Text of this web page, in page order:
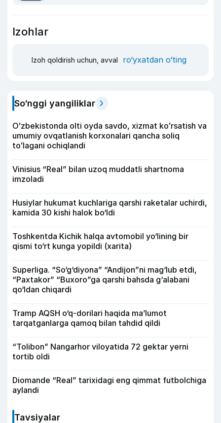
Izohlar
Izoh qoldirish uchun, avval ro‘yxatdan o‘ting
So‘nggi yangiliklar
Oʻzbekistonda olti oyda savdo, xizmat koʻrsatish va
umumiy ovqatlanish korxonalari qancha soliq
toʻlagani ochiqlandi
Vinisius “Real” bilan uzoq muddatli shartnoma
imzoladi
Husiylar hukumat kuchlariga qarshi raketalar uchirdi,
kamida 30 kishi halok bo‘ldi
Toshkentda Kichik halqa avtomobil yo‘lining bir
qismi to‘rt kunga yopildi (xarita)
Superliga. “So‘g‘diyona” “Andijon”ni mag‘lub etdi,
“Paxtakor” “Buxoro”ga qarshi bahsda g‘alabani
qo‘ldan chiqardi
Tramp AQSH o‘q-dorilari haqida ma’lumot
tarqatganlarga qamoq bilan tahdid qildi
“Tolibon” Nangarhor viloyatida 72 gektar yerni
tortib oldi
Diomande “Real” tarixidagi eng qimmat futbolchiga
aylandi
Tavsiyalar